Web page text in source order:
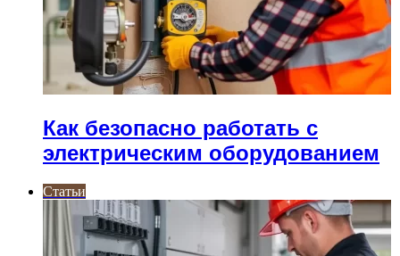
Как безопасно работать с
электрическим оборудованием
Статьи